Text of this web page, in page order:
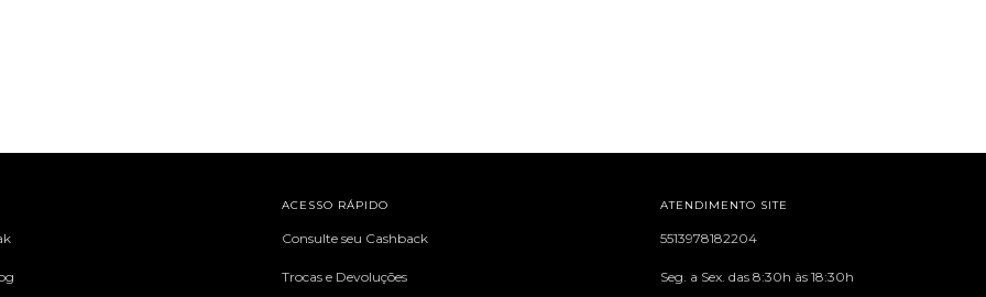
ACESSO RÁPIDO
Consulte seu Cashback
Trocas e Devoluções
ATENDIMENTO SITE
5513978182204
Seg. a Sex. das 8:30h às 18:30h